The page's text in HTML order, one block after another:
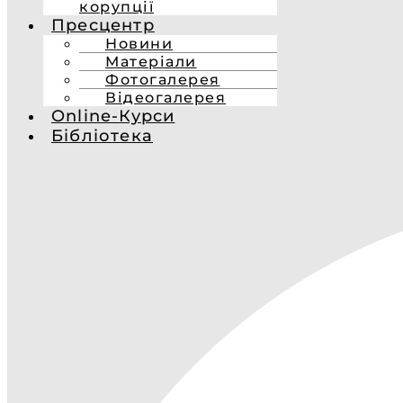
корупції
Пресцентр
Новини
Матеріали
Фотогалерея
Відеогалерея
Online-Курси
Бібліотека